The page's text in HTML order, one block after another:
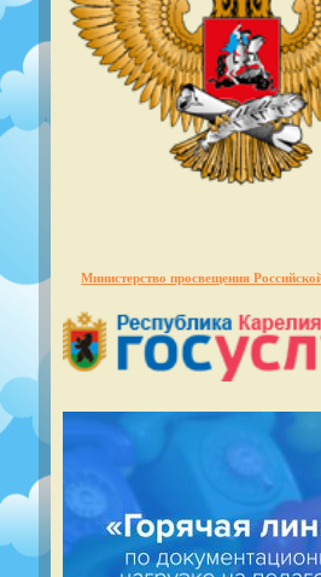
Министерство просвещения